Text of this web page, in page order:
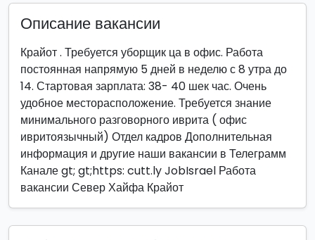
Описание вакансии
Крайот . Требуется уборщик ца в офис. Работа
постоянная напрямую 5 дней в неделю с 8 утра до
14. Стартовая зарплата: 38- 40 шек час. Очень
удобное месторасположение. Требуется знание
минимального разговорного иврита ( офис
ивритоязычный) Отдел кадров Дополнительная
информация и другие наши вакансии в Телеграмм
Канале gt; gt;https: cutt.ly JobIsrael Работа
вакансии Север Хайфа Крайот